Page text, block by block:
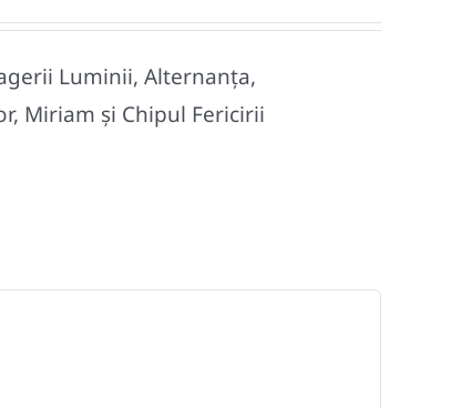
Luminii, Alternanța,
Miriam și Chipul Fericirii